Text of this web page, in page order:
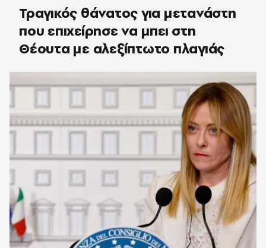
Τραγικός θάνατος για μετανάστη
που επιχείρησε να μπει στη
Θέουτα με αλεξίπτωτο πλαγιάς